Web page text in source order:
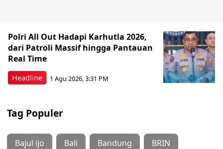
Headline
Polri All Out Hadapi Karhutla 2026,
dari Patroli Massif hingga Pantauan
Real Time
1 Agu 2026, 3:31 PM
Tag Populer
Bajul ijo Bali Bandung BRIN